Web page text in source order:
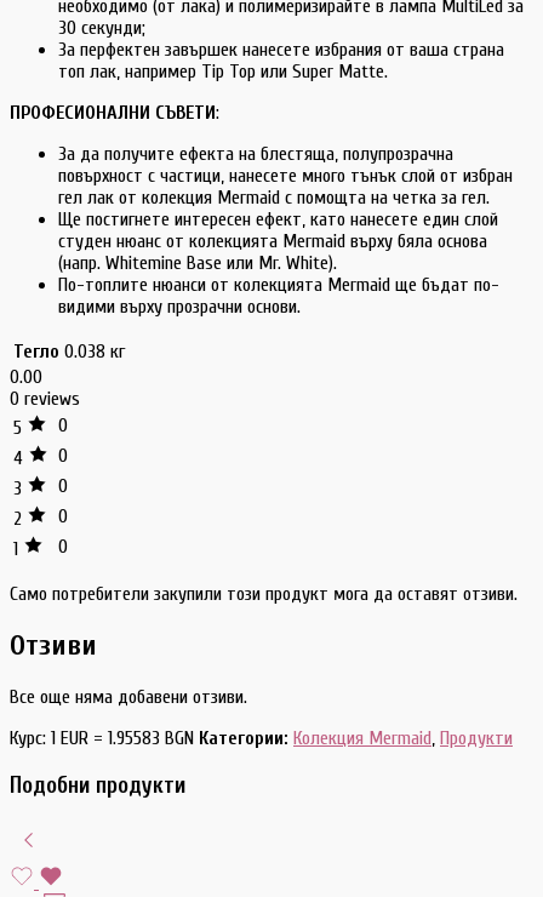
необходимо (от лака) и полимеризирайте в лампа MultiLed за
30 секунди;
За перфектен завършек нанесете избрания от ваша страна
топ лак, например Tip Top или Super Matte.
ПРОФЕСИОНАЛНИ СЪВЕТИ:
За да получите ефекта на блестяща, полупрозрачна
повърхност с частици, нанесете много тънък слой от избран
гел лак от колекция Mermaid с помощта на четка за гел.
Ще постигнете интересен ефект, като нанесете един слой
студен нюанс от колекцията Mermaid върху бяла основа
(напр. Whitemine Base или Mr. White).
По-топлите нюанси от колекцията Mermaid ще бъдат по-
видими върху прозрачни основи.
Тегло 0.038 кг
0.00
0 reviews
5
0
4
0
3
0
2
0
1
0
Само потребители закупили този продукт мога да оставят отзиви.
Отзиви
Все още няма добавени отзиви.
Курс: 1 EUR = 1.95583 BGN Категории: Колекция Mermaid, Продукти
Подобни продукти